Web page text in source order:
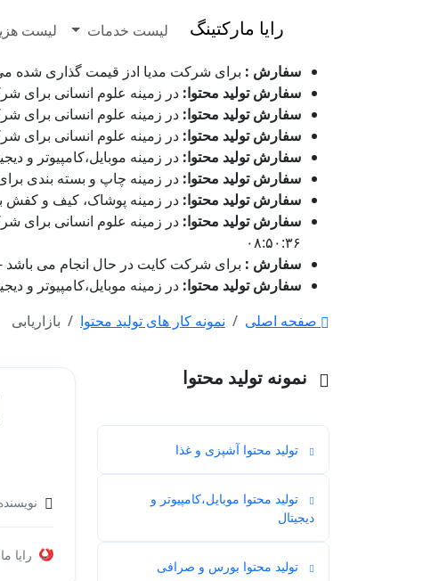
رایا مارکتینگ لیست خدمات لیست
سفارش : برای شرکت مدیا ادز قیمت گذاری شده می باشد - ۱۷ مرداد 1405
سفارش تولید محتوا: در زمینه علوم انسانی برای شرکت
سفارش تولید محتوا: در زمینه علوم انسانی برای شرکت
سفارش تولید محتوا: در زمینه علوم انسانی برای شرکت
سفارش تولید محتوا: در زمینه موبایل،کامپیوتر و دیجیتال
سفارش تولید محتوا: در زمینه چاپ و بسته بندی برای شرکت
سفارش تولید محتوا: در زمینه پوشاک، کیف و کفش برای شرکت
سفارش تولید محتوا:
۰۸:۵۰:۳۶
سفارش : برای شرکت کایت در حال انجام می باشد - ۱۷ مرداد 1405 ساعت
سفارش تولید محتوا: در زمینه موبایل،کامپیوتر و دیجیتال
صفحه اصلی
نمونه کار های تولید محتوا بازاریابی
نمونه تولید محتوا
تولید محتوا آشپزی و غذا
تولید محتوا موبایل،کامپیوتر و
دیجیتال
تولید محتوا بورس و صرافی
رایا